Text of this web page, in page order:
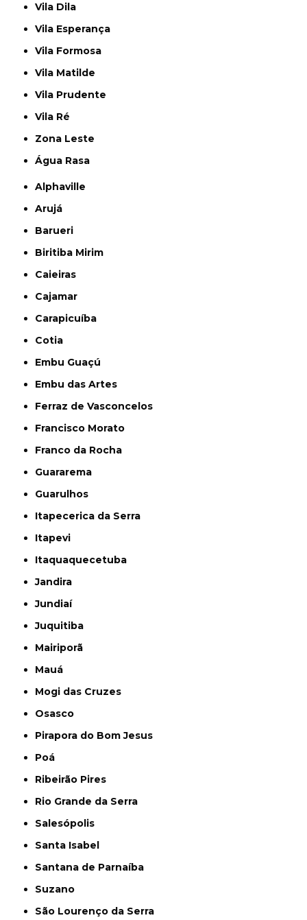
Vila Dila
Vila Esperança
Vila Formosa
Vila Matilde
Vila Prudente
Vila Ré
Zona Leste
Água Rasa
Alphaville
Arujá
Barueri
Biritiba Mirim
Caieiras
Cajamar
Carapicuíba
Cotia
Embu Guaçú
Embu das Artes
Ferraz de Vasconcelos
Francisco Morato
Franco da Rocha
Guararema
Guarulhos
Itapecerica da Serra
Itapevi
Itaquaquecetuba
Jandira
Jundiaí
Juquitiba
Mairiporã
Mauá
Mogi das Cruzes
Osasco
Pirapora do Bom Jesus
Poá
Ribeirão Pires
Rio Grande da Serra
Salesópolis
Santa Isabel
Santana de Parnaíba
Suzano
São Lourenço da Serra